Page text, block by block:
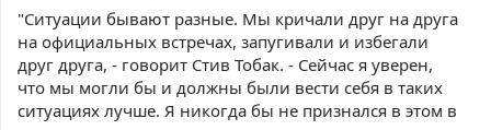
"Ситуации бывают разные. Мы кричали друг на друга
на официальных встречах, запугивали и избегали
друг друга, - говорит Стив Тобак. - Сейчас я уверен,
что мы могли бы и должны были вести себя в таких
ситуациях лучше. Я никогда бы не признался в этом в